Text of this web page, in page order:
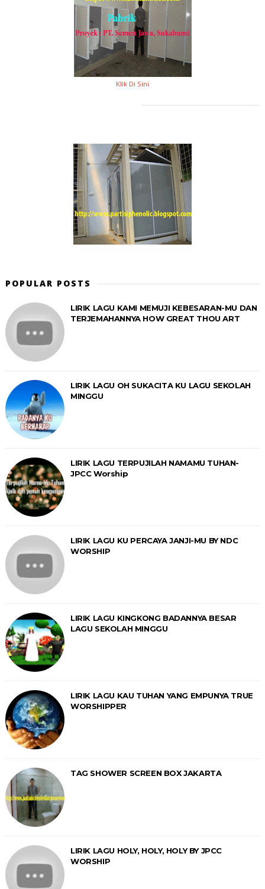
Klik Di Sini
POPULAR POSTS
LIRIK LAGU KAMI MEMUJI KEBESARAN-MU DAN
TERJEMAHANNYA HOW GREAT THOU ART
LIRIK LAGU OH SUKACITA KU LAGU SEKOLAH
MINGGU
LIRIK LAGU TERPUJILAH NAMAMU TUHAN-
JPCC Worship
LIRIK LAGU KU PERCAYA JANJI-MU BY NDC
WORSHIP
LIRIK LAGU KINGKONG BADANNYA BESAR
LAGU SEKOLAH MINGGU
LIRIK LAGU KAU TUHAN YANG EMPUNYA TRUE
WORSHIPPER
TAG SHOWER SCREEN BOX JAKARTA
LIRIK LAGU HOLY, HOLY, HOLY BY JPCC
WORSHIP